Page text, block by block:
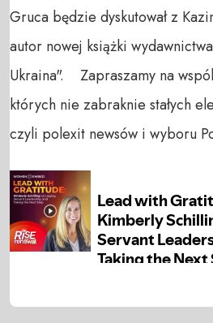
Gruca będzie dyskutował z
autor nowej książki
Ukraina". Zapraszamy na
których nie zabraknie stałych
czyli polexit newsów i wyboru